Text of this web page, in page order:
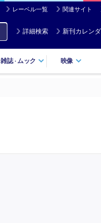
レーベル一覧 関連サイト
詳細検索 新刊カレン
雑誌・ ムック 映像